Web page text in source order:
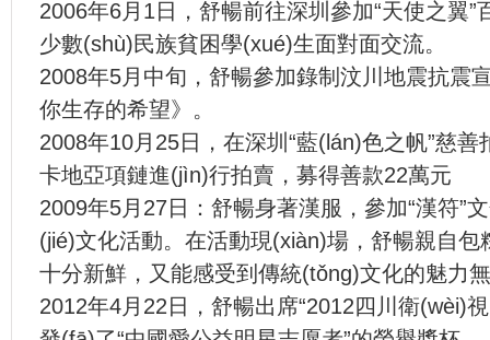
2006年6月1日，舒暢前往深圳參加“天使之翼”
少數(shù)民族貧困學(xué)生面對面交流。
2008年5月中旬，舒暢參加錄制汶川地震抗
你生存的希望》。
2008年10月25日，在深圳“藍(lán)色之帆”慈
卡地亞項鏈進(jìn)行拍賣，募得善款22萬元
2009年5月27日：舒暢身著漢服，參加“漢符
(jié)文化活動。在活動現(xiàn)場，舒暢親自包粽
十分新鮮，又能感受到傳統(tǒng)文化的魅力
2012年4月22日，舒暢出席“2012四川衛(wèi)視